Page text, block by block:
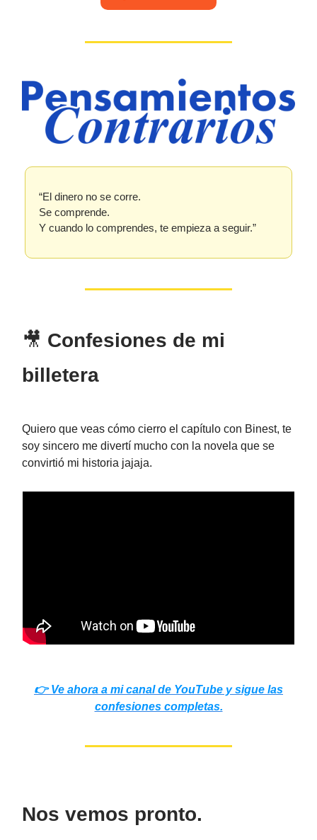
“El dinero no se corre.
Se comprende.
Y cuando lo comprendes, te empieza a seguir.”
🎥 Confesiones de mi
billetera
Quiero que veas cómo cierro el capítulo con Binest, te
soy sincero me divertí mucho con la novela que se
convirtió mi historia jajaja.
👉 Ve ahora a mi canal de YouTube y sigue las
confesiones completas.
Nos vemos pronto.